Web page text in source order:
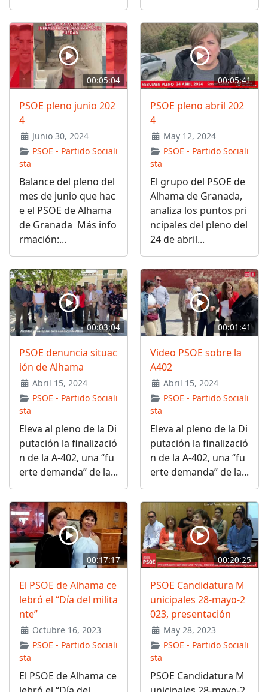
00:05:04
PSOE pleno junio 202
4
Junio 30, 2024
PSOE - Partido Sociali
sta
Balance del pleno del
mes de junio que hac
e el PSOE de Alhama
de Granada Más info
rmación:...
00:05:41
PSOE pleno abril 202
4
May 12, 2024
PSOE - Partido Sociali
sta
El grupo del PSOE de
Alhama de Granada,
analiza los puntos pri
ncipales del pleno del
24 de abril...
00:03:04
PSOE denuncia situac
ión de Alhama
Abril 15, 2024
PSOE - Partido Sociali
sta
Eleva al pleno de la Di
putación la finalizació
n de la A-402, una “fu
erte demanda” de la...
00:01:41
Video PSOE sobre la
A402
Abril 15, 2024
PSOE - Partido Sociali
sta
Eleva al pleno de la Di
putación la finalizació
n de la A-402, una “fu
erte demanda” de la...
00:17:17
El PSOE de Alhama ce
lebró el “Día del milita
nte”
Octubre 16, 2023
PSOE - Partido Sociali
sta
El PSOE de Alhama ce
00:20:25
PSOE Candidatura M
unicipales 28-mayo-2
023, presentación
May 28, 2023
PSOE - Partido Sociali
sta
PSOE Candidatura M